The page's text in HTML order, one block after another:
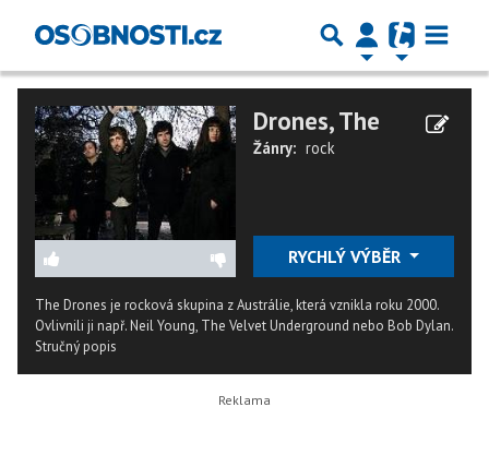
Drones, The
Žánry: rock
RYCHLÝ VÝBĚR
The Drones je rocková skupina z Austrálie, která vznikla roku 2000.
Ovlivnili ji např. Neil Young, The Velvet Underground nebo Bob Dylan.
Stručný popis